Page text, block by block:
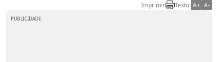
Imprimir Texto: A+ A-
PUBLICIDADE